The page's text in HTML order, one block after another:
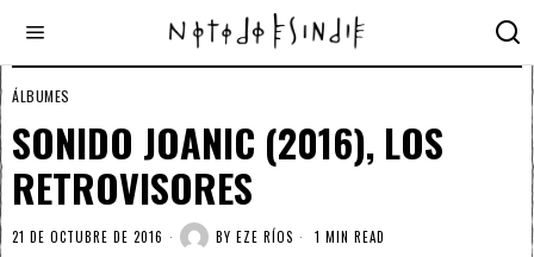
ÁLBUMES
SONIDO JOANIC (2016), LOS
RETROVISORES
21 DE OCTUBRE DE 2016 BY EZE RÍOS 1 MIN READ